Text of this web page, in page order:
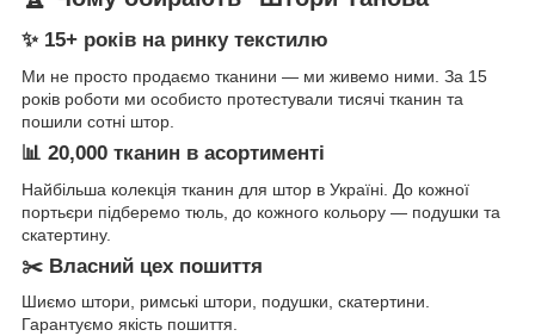
✨ 15+ років на ринку текстилю
Ми не просто продаємо тканини — ми живемо ними. За 15
років роботи ми особисто протестували тисячі тканин та
пошили сотні штор.
📊 20,000 тканин в асортименті
Найбільша колекція тканин для штор в Україні. До кожної
портьєри підберемо тюль, до кожного кольору — подушки та
скатертину.
✂️ Власний цех пошиття
Шиємо штори, римські штори, подушки, скатертини.
Гарантуємо якість пошиття.